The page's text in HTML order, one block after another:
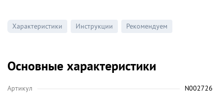
Характеристики Инструкции Рекомендуем
Основные характеристики
Артикул
N002726